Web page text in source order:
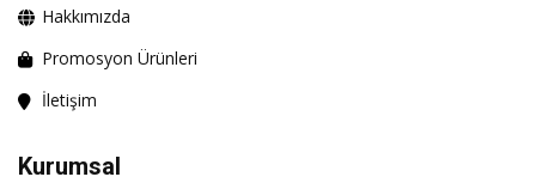
Hakkımızda
Promosyon Ürünleri
İletişim
Kurumsal